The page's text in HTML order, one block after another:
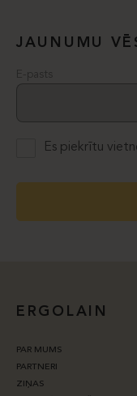
JAUNUMU
E-pasts
Es piekrītu
ERGOLAIN
PAR MUMS
PARTNERI
ZIŅAS